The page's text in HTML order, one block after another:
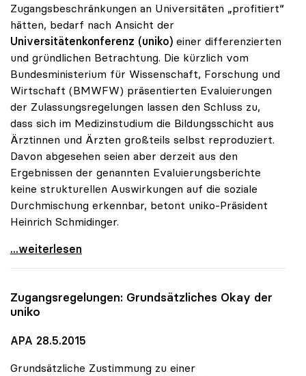
Zugangsbeschränkungen an Universitäten „profitiert“
hätten, bedarf nach Ansicht der
Universitätenkonferenz (uniko) einer differenzierten
und gründlichen Betrachtung. Die kürzlich vom
Bundesministerium für Wissenschaft, Forschung und
Wirtschaft (BMWFW) präsentierten Evaluierungen
der Zulassungsregelungen lassen den Schluss zu,
dass sich im Medizinstudium die Bildungsschicht aus
Ärztinnen und Ärzten großteils selbst reproduziert.
Davon abgesehen seien aber derzeit aus den
Ergebnissen der genannten Evaluierungsberichte
keine strukturellen Auswirkungen auf die soziale
Durchmischung erkennbar, betont uniko-Präsident
Heinrich Schmidinger.
Uni-Zugang: uniko hat soziale Durchmischung im
...weiterlesen
Zugangsregelungen: Grundsätzliches Okay der
uniko
APA 28.5.2015
Grundsätzliche Zustimmung zu einer